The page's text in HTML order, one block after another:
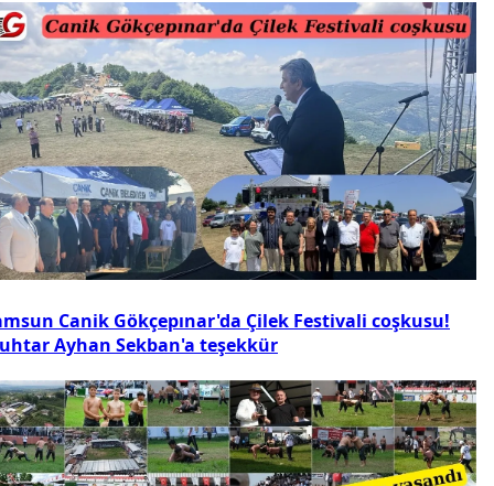
Canik Gökçepınar'da Çilek Festivali coşkusu!
Ayhan Sekban'a teşekkür